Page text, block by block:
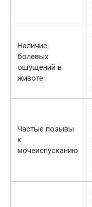
Наличие
болевых
ощущений в
животе
Частые позывы
к
мочеиспусканию